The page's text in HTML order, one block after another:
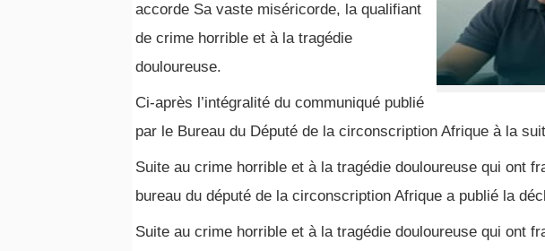
accorde Sa vaste miséricorde, la qualifiant
de crime horrible et à la tragédie
douloureuse.
Ci-après l’intégralité du communiqué publié
par le Bureau du Député de la circonscription Afrique à la
Suite au crime horrible et à la tragédie douloureuse qui ont
bureau du député de la circonscription Afrique a publié la
Suite au crime horrible et à la tragédie douloureuse qui ont